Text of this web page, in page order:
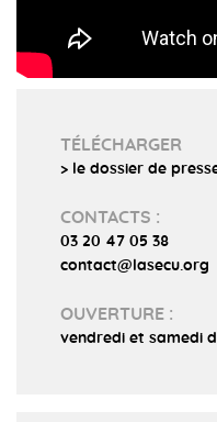
TÉLÉCHARGER
> le dossier de
CONTACTS :
03 20 47 05 38
contact@lasecu.org
OUVERTURE :
vendredi et samedi